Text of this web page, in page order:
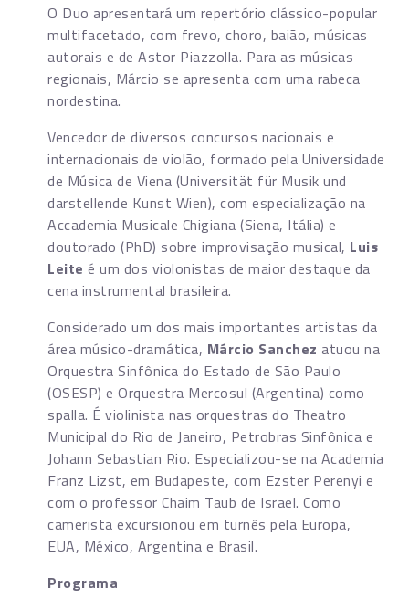
O Duo apresentará um repertório clássico-popular
multifacetado, com frevo, choro, baião, músicas
autorais e de Astor Piazzolla. Para as músicas
regionais, Márcio se apresenta com uma rabeca
nordestina.
Vencedor de diversos concursos nacionais e
internacionais de violão, formado pela Universidade
de Música de Viena (Universität für Musik und
darstellende Kunst Wien), com especialização na
Accademia Musicale Chigiana (Siena, Itália) e
doutorado (PhD) sobre improvisação musical, Luis
Leite é um dos violonistas de maior destaque da
cena instrumental brasileira.
Considerado um dos mais importantes artistas da
área músico-dramática, Márcio Sanchez atuou na
Orquestra Sinfônica do Estado de São Paulo
(OSESP) e Orquestra Mercosul (Argentina) como
spalla. É violinista nas orquestras do Theatro
Municipal do Rio de Janeiro, Petrobras Sinfônica e
Johann Sebastian Rio. Especializou-se na Academia
Franz Lizst, em Budapeste, com Ezster Perenyi e
com o professor Chaim Taub de Israel. Como
camerista excursionou em turnês pela Europa,
EUA, México, Argentina e Brasil.
Programa